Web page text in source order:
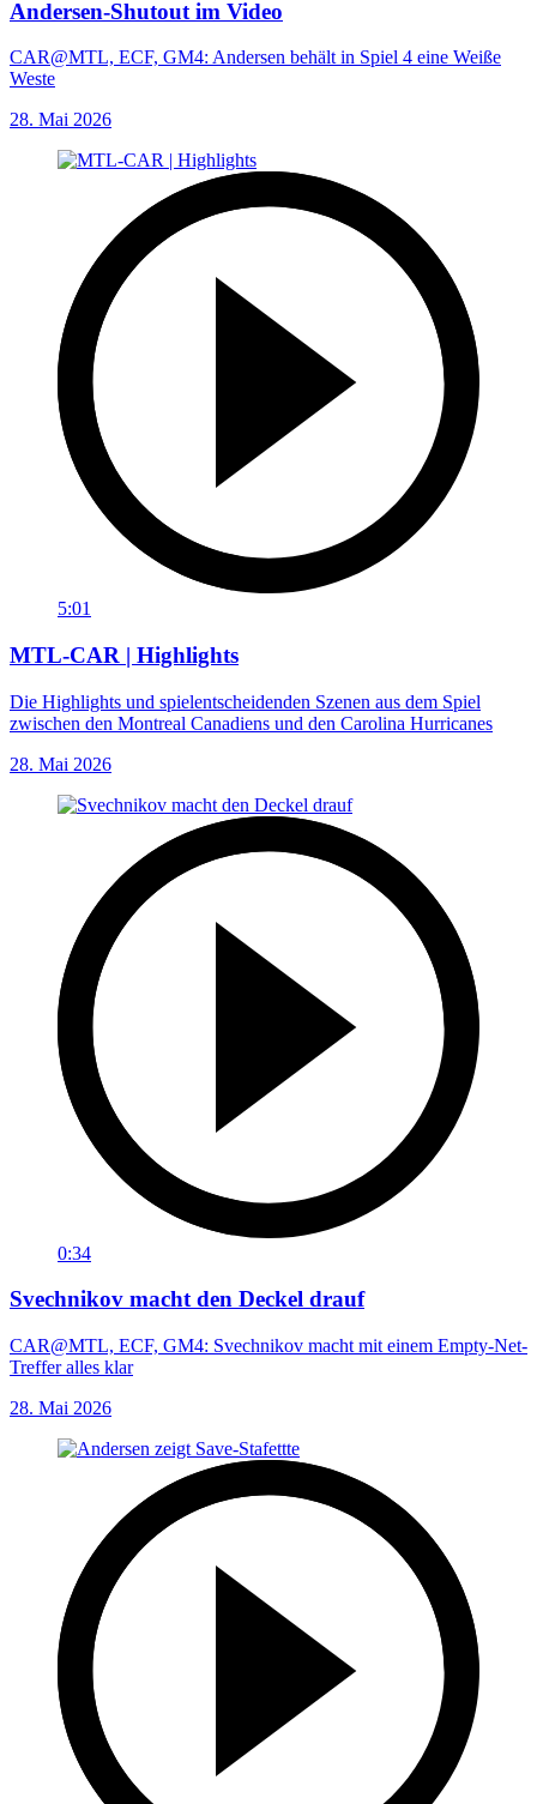
Andersen-Shutout im Video
CAR@MTL, ECF, GM4: Andersen behält in Spiel 4 eine Weiße
Weste
28. Mai 2026
5:01
MTL-CAR | Highlights
Die Highlights und spielentscheidenden Szenen aus dem Spiel
zwischen den Montreal Canadiens und den Carolina Hurricanes
28. Mai 2026
0:34
Svechnikov macht den Deckel drauf
CAR@MTL, ECF, GM4: Svechnikov macht mit einem Empty-Net-
Treffer alles klar
28. Mai 2026